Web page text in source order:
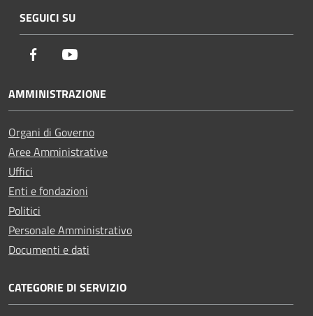
SEGUICI SU
Facebook
AMMINISTRAZIONE
Organi di Governo
Aree Amministrative
Uffici
Enti e fondazioni
Politici
Personale Amministrativo
Documenti e dati
CATEGORIE DI SERVIZIO